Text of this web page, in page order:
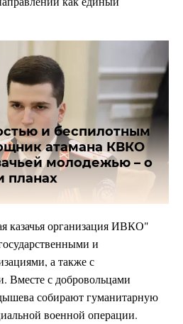
и беспилотным
атамана КВКО
молодежью – о
планах
казачья организация ИВКО"
и
а также с
Вместе с добровольцами
собирают гуманитарную
военной операции.